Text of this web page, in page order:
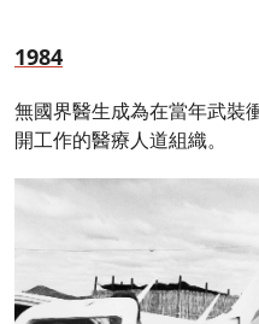
1984
無國界醫生成為在當年武裝
開工作的醫療人道組織。